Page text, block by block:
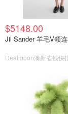
$5148.00
Jil Sander 羊毛V领
Dealmoon澳新省钱快